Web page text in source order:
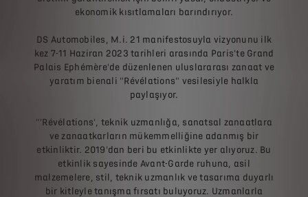
ekonomik kısıtlamaları barındırıyor.
DS Automobiles, M.i. 21 manifestosuyla vizyonunu ilk
kez 7-11 Haziran 2023 tarihleri ​​arasında Paris'te Grand
Palais Ephémère'de düzenlenen uluslararası zanaat ve
yaratım bienali "Révélations" vesilesiyle halkla
paylaşıyor.
"'Révélations', teknik uzmanlığa, sanatsal zanaatlara
ve zanaatkarların mükemmelliğine adanmış bir
etkinliktir. 2019'dan beri bu etkinlikte yer alıyoruz. Bu
etkinlik sayesinde Avant-Garde ruhuna, asil
malzemelere, stil, teknik uzmanlık ve tasarıma duyarlı
bir kitleyle tanışma fırsatı buluyoruz. Uzmanlarla